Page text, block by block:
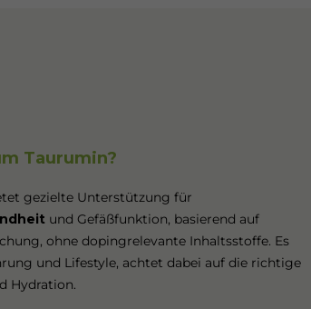
Taurumin?
gezielte Unterstützung für
und Gefäßfunktion, basierend auf
ohne dopingrelevante Inhaltsstoffe. Es
und Lifestyle, achtet dabei auf die richtige
Hydration.